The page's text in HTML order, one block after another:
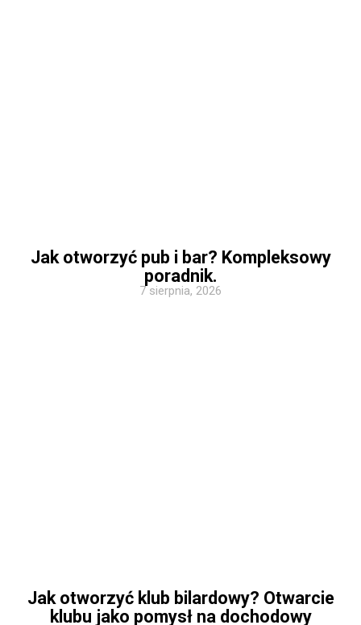
Jak otworzyć pub i bar? Kompleksowy
poradnik.
7 sierpnia, 2026
Jak otworzyć klub bilardowy? Otwarcie
klubu jako pomysł na dochodowy